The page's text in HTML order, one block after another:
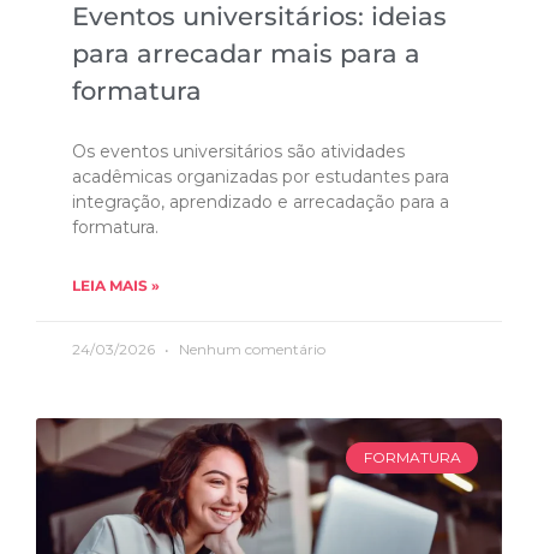
Eventos universitários: ideias
para arrecadar mais para a
formatura
Os eventos universitários são atividades
acadêmicas organizadas por estudantes para
integração, aprendizado e arrecadação para a
formatura.
LEIA MAIS »
24/03/2026 Nenhum comentário
FORMATURA